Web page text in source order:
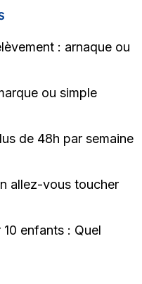
: arnaque ou
ou simple
de 48h par semaine
allez-vous toucher
enfants : Quel